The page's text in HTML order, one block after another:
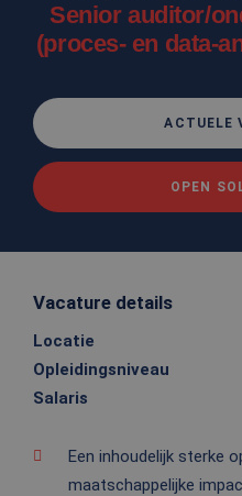
Senior auditor/
(proces- en data-
ACTUELE
OPEN
Vacature details
Locatie
Opleidingsniveau
Salaris
Een inhoudelijk sterke
maatschappelijke